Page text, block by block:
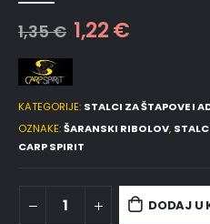
1,35€ 1,22€
KATEGORIJE: STALCI ZA ŠTAPOVE I
OZNAKE:ŠARANSKI RIBOLOV,
CARP SPIRIT
DODAJ U